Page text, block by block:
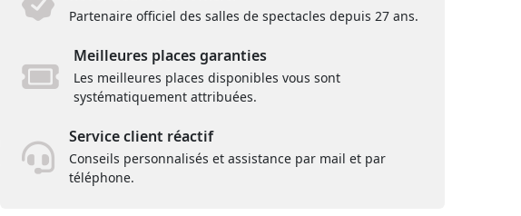
Partenaire officiel des salles de spectacles depuis 27 ans.
Meilleures places garanties
Les meilleures places disponibles vous sont
systématiquement attribuées.
Service client réactif
Conseils personnalisés et assistance par mail et par
téléphone.